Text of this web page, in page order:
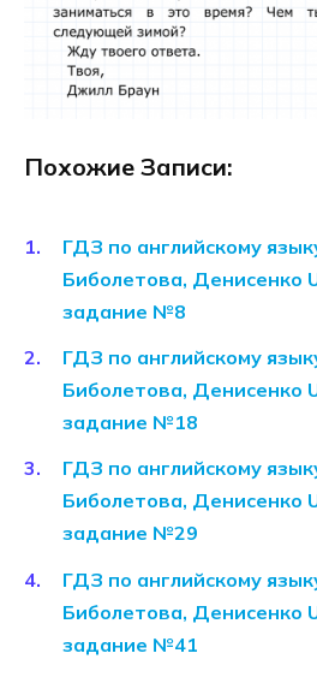
Похожие Записи:
ГДЗ по английскому
Биболетова, Денисенко
задание №8
ГДЗ по английскому
Биболетова, Денисенко
задание №18
ГДЗ по английскому
Биболетова, Денисенко
задание №29
ГДЗ по английскому
Биболетова, Денисенко
задание №41